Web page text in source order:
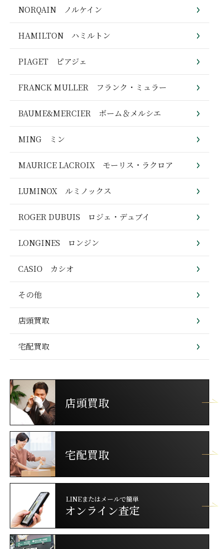
NORQAIN ノルケイン
HAMILTON ハミルトン
PIAGET ピアジェ
FRANCK MULLER フランク・ミュラー
BAUME&MERCIER ボーム＆メルシエ
MING ミン
MAURICE LACROIX モーリス・ラクロア
LUMINOX ルミノックス
ROGER DUBUIS ロジェ・デュブイ
LONGINES ロンジン
CASIO カシオ
その他
店頭買取
宅配買取
店頭買取
宅配買取
LINEまたはメールで簡単
オンライン査定